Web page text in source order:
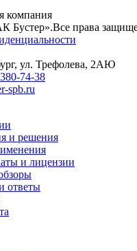
компания
Бустер».Все права
ул. Трефолева, 2АЮ
74-38
spb.ru
и решения
и лицензии
ответы